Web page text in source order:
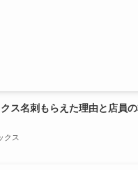
ス名刺もらえた理由と店員
クス